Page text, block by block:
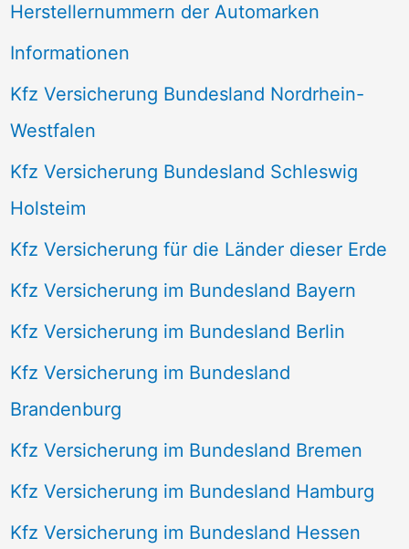
Herstellernummern der Automarken
Informationen
Kfz Versicherung Bundesland Nordrhein-
Westfalen
Kfz Versicherung Bundesland Schleswig
Holsteim
Kfz Versicherung für die Länder dieser Erde
Kfz Versicherung im Bundesland Bayern
Kfz Versicherung im Bundesland Berlin
Kfz Versicherung im Bundesland
Brandenburg
Kfz Versicherung im Bundesland Bremen
Kfz Versicherung im Bundesland Hamburg
Kfz Versicherung im Bundesland Hessen